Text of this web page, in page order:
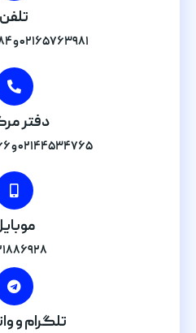
تلفن
۰۲۱۶۵۷۶۳۹۸۱ و ۰۲۱۶۵۷۶۳۹۸۴
دفتر
۰۲۱۴۴۵۳۴۷۶۵ و ۰۲۱۴۴۵۳۴۷۶۶
تلگرام و